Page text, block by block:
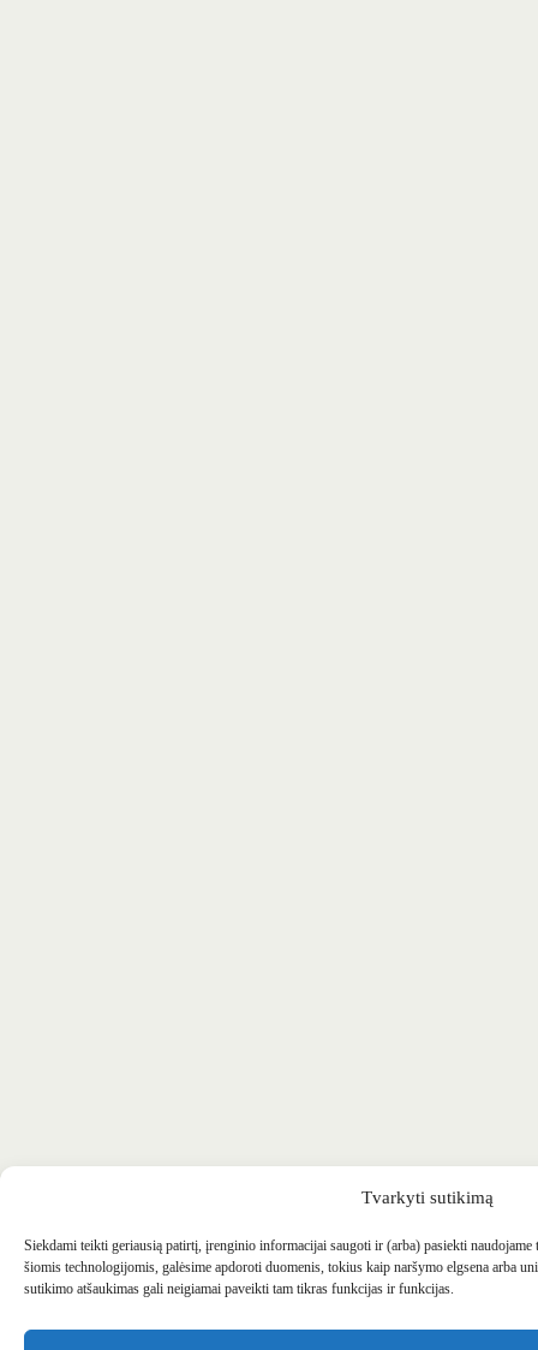
Tvarkyti sutikimą
Siekdami teikti geriausią patirtį, įrenginio informacijai saugoti ir (arba) pasiekti
šiomis technologijomis, galėsime apdoroti duomenis, tokius kaip naršymo elgsena arba
sutikimo atšaukimas gali neigiamai paveikti tam tikras funkcijas ir funkcijas.